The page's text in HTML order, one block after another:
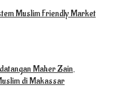
Muslim Friendly Market
Maher Zain,
di Makassar